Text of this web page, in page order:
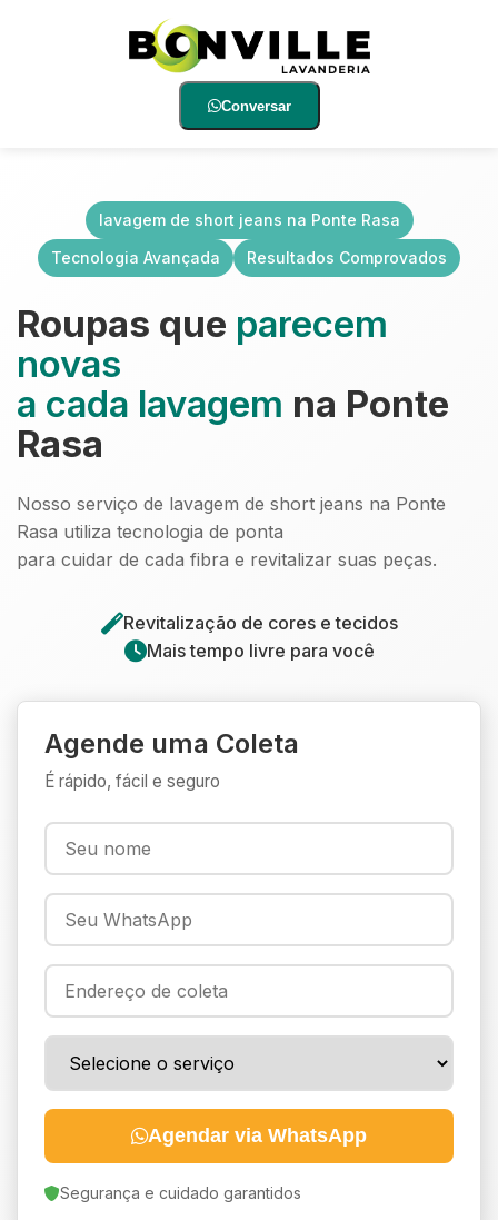
Conversar
lavagem de short jeans na Ponte Rasa
Tecnologia Avançada
Resultados Comprovados
Roupas que parecem
novas
a cada lavagem na Ponte
Rasa
Nosso serviço de lavagem de short jeans na Ponte
Rasa utiliza tecnologia de ponta
para cuidar de cada fibra e revitalizar suas peças.
Revitalização de cores e tecidos
Mais tempo livre para você
Agende uma Coleta
É rápido, fácil e seguro
Agendar via WhatsApp
Segurança e cuidado garantidos